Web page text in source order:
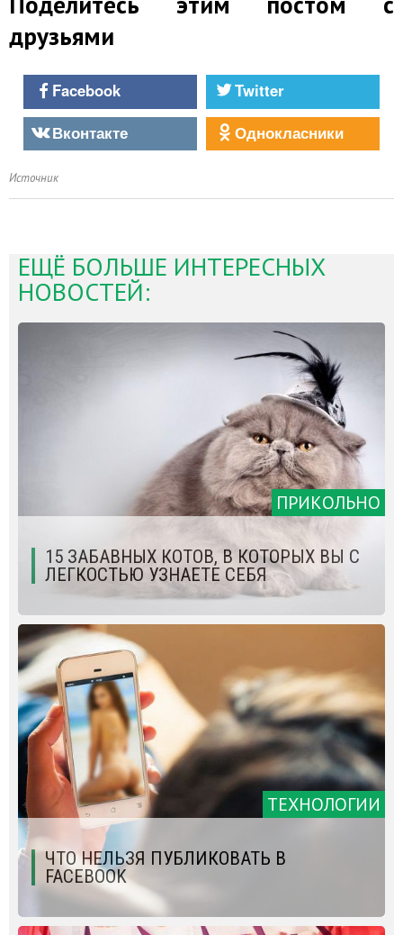
друзьями
Facebook
Twitter
Вконтакте
Однокласники
Источник
ЕЩЁ БОЛЬШЕ ИНТЕРЕСНЫХ
НОВОСТЕЙ:
ПРИКОЛЬНО
15 ЗАБАВНЫХ КОТОВ, В КОТОРЫХ ВЫ С
ЛЕГКОСТЬЮ УЗНАЕТЕ СЕБЯ
ТЕХНОЛОГИИ
ЧТО НЕЛЬЗЯ ПУБЛИКОВАТЬ В
FACEBOOK